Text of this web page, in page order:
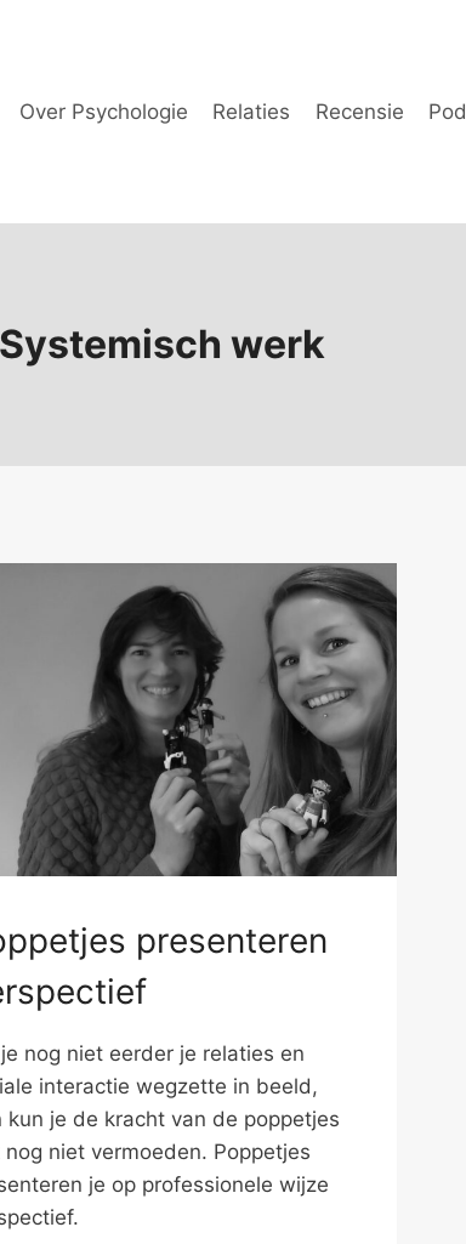
Over Psychologie Relaties Recensie
Systemisch werk
presenteren
nog niet eerder je relaties en
interactie wegzette in beeld,
kun je de kracht van de poppetjes
nog niet vermoeden. Poppetjes
je op professionele wijze